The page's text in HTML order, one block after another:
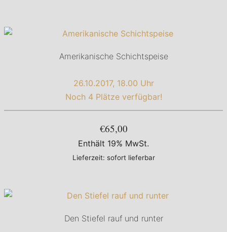
Amerikanische Schichtspeise
26.10.2017, 18.00 Uhr
Noch 4 Plätze verfügbar!
€65,00
Enthält 19% MwSt.
Lieferzeit: sofort lieferbar
Den Stiefel rauf und runter